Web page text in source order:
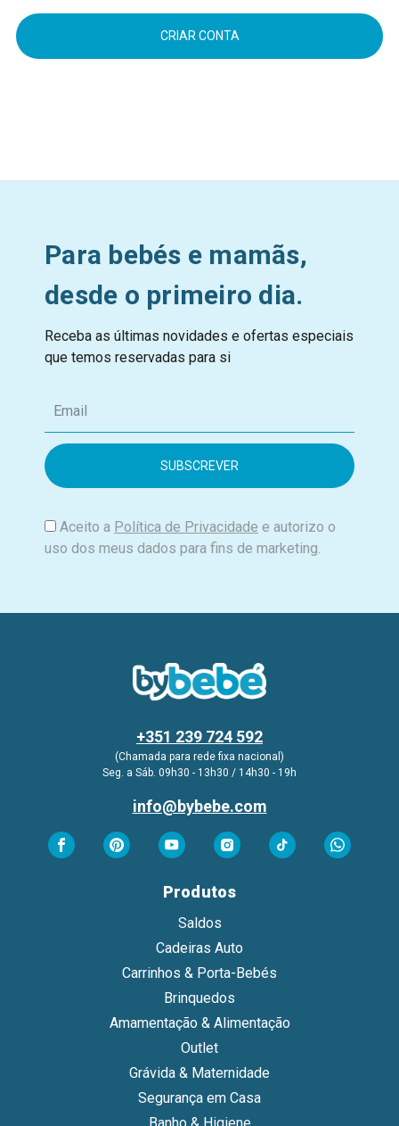
CRIAR CONTA
Para bebés e mamãs,
desde o primeiro dia.
Receba as últimas novidades e ofertas especiais
que temos reservadas para si
m
i
Aceito a Política de Privacidade e autorizo o
uso dos meus dados para fins de marketing.
+351 239 724 592
(Chamada para rede fixa nacional)
Seg. a Sáb. 09h30 - 13h30 / 14h30 - 19h
info@bybebe.com
Produtos
Saldos
Cadeiras Auto
Carrinhos & Porta-Bebés
Brinquedos
Amamentação & Alimentação
Outlet
Grávida & Maternidade
Segurança em Casa